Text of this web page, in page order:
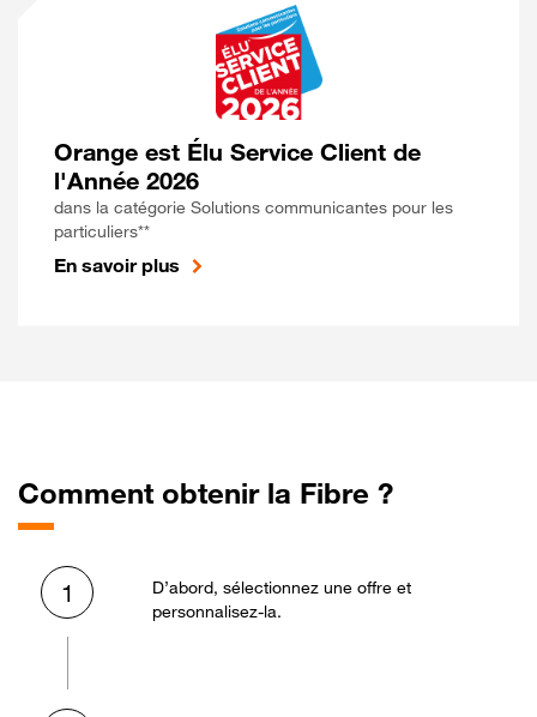
Orange est Élu Service Client de
l'Année 2026
dans la catégorie Solutions communicantes pour les
particuliers**
En savoir plus
Comment obtenir la Fibre ?
1
D’abord, sélectionnez une offre et
personnalisez-la.